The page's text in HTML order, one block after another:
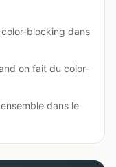
blocking dans
on fait du color-
dans le